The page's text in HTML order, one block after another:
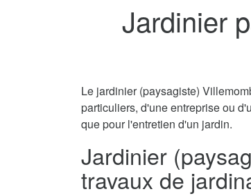
Jardinier
Le jardinier (paysagiste)
particuliers, d'une entreprise ou
que pour l'entretien d'un jardin.
Jardinier
travaux de